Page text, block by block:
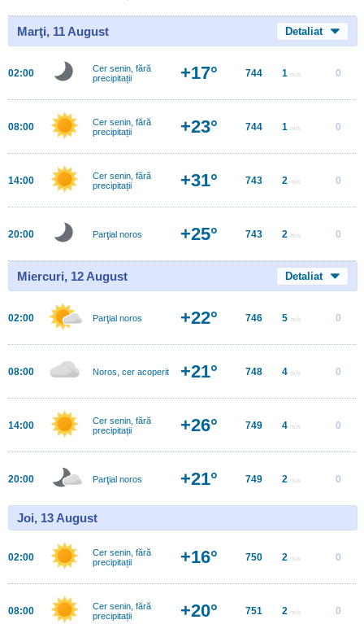
Marţi, 11 August Detaliat
02:00
Cer senin, fără
precipitații
+17° 744 1 m/s 0
08:00
Cer senin, fără
precipitații
+23° 744 1 m/s 0
14:00
Cer senin, fără
precipitații
+31° 743 2 m/s 0
20:00 Parţial noros +25° 743 2 m/s 0
Miercuri, 12 August Detaliat
02:00 Parţial noros +22° 746 5 m/s 0
08:00 Noros, cer acoperit +21° 748 4 m/s 0
14:00
Cer senin, fără
precipitații
+26° 749 4 m/s 0
20:00 Parţial noros +21° 749 2 m/s 0
Joi, 13 August
02:00
Cer senin, fără
precipitații
+16° 750 2 m/s 0
08:00
Cer senin, fără
precipitații
+20° 751 2 m/s 0